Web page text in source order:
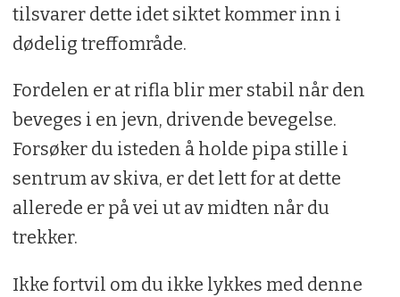
tilsvarer dette idet siktet kommer inn i
dødelig treffområde.
Fordelen er at rifla blir mer stabil når den
beveges i en jevn, drivende bevegelse.
Forsøker du isteden å holde pipa stille i
sentrum av skiva, er det lett for at dette
allerede er på vei ut av midten når du
trekker.
Ikke fortvil om du ikke lykkes med denne